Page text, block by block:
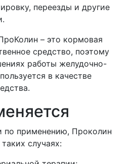
переезды и другие
– это кормовая
средство, поэтому
работы желудочно-
в качестве
по применению, Проколин
случаях: